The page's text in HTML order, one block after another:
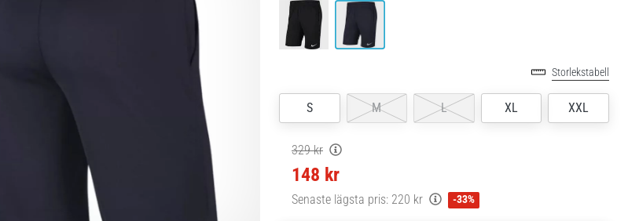
Storlekstabell
S M L XL XXL
329 kr
148 kr
Senaste lägsta pris: 220 kr -33%